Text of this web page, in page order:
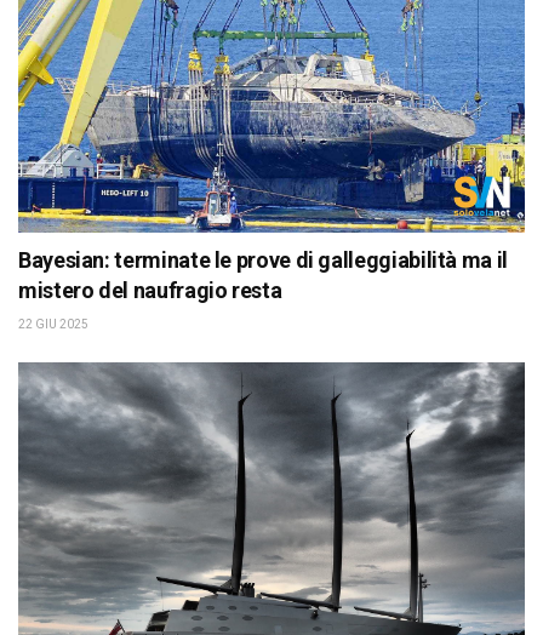
Bayesian: terminate le prove di galleggiabilità ma il
mistero del naufragio resta
22 GIU 2025